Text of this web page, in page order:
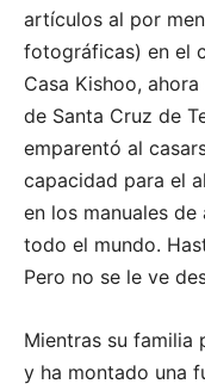
artículos al por
fotográficas) en el
Casa Kishoo,
de Santa Cruz de
emparentó al
capacidad para el
en los manuales
todo el mundo.
Pero no se le ve
Mientras su familia
y ha montado una